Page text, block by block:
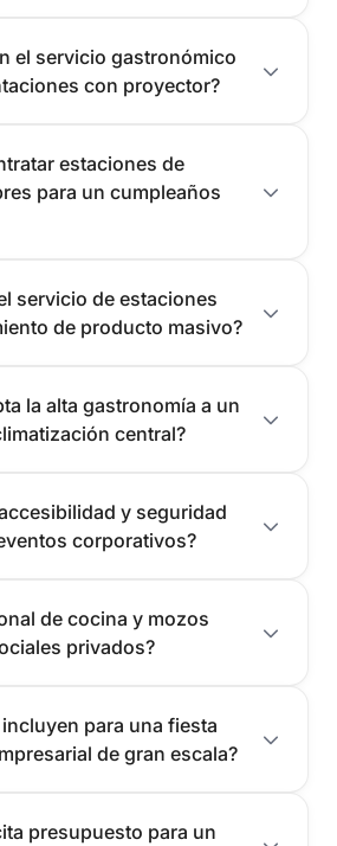
el servicio gastronómico
con proyector?
estaciones de
para un cumpleaños
servicio de estaciones
de producto masivo?
la alta gastronomía a un
central?
y seguridad
corporativos?
de cocina y mozos
privados?
para una fiesta
de gran escala?
presupuesto para un